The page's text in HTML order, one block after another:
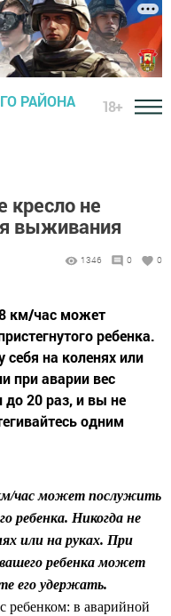
РАЙОНА 18+
кресло не
выживания
1346 0 0
км/час может
ребенка.
себя на коленях или
при аварии вес
до 20 раз, и вы не
одним
час может послужить
ребенка. Никогда не
или на руках. При
вашего ребенка может
его удержать.
ребенком: в аварийной